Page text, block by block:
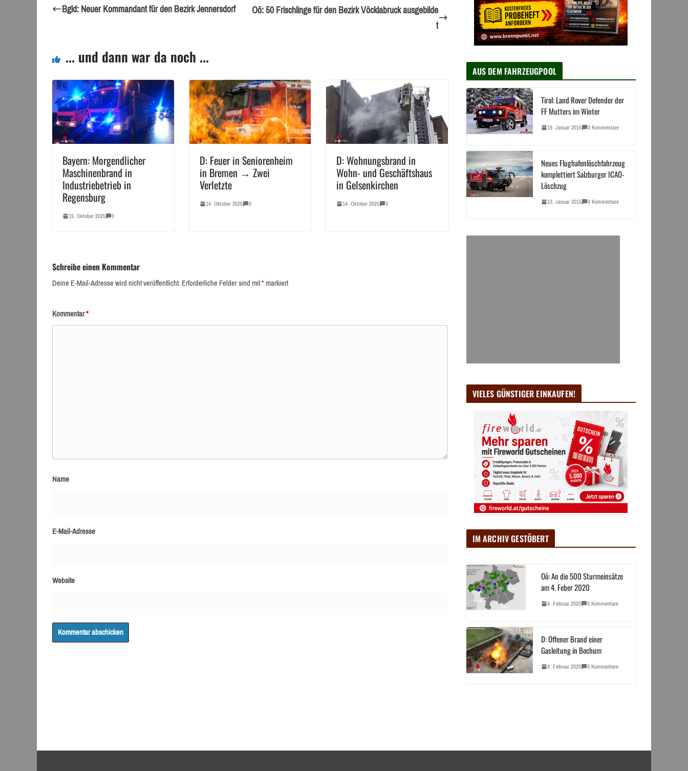
Bgld: Neuer Kommandant für den Bezirk Jennersdorf
Oö: 50 Frischlinge für den Bezirk Vöcklabruck ausgebilde
t
... und dann war da noch ...
Bayern: Morgendlicher
Maschinenbrand in
Industriebetrieb in
Regensburg
15. Oktober 2025 0
D: Feuer in Seniorenheim
in Bremen → Zwei
Verletzte
14. Oktober 2025 0
D: Wohnungsbrand in
Wohn- und Geschäftshaus
in Gelsenkirchen
14. Oktober 2025 0
Schreibe einen Kommentar
Deine E-Mail-Adresse wird nicht veröffentlicht.Erforderliche Felder sind mit*markiert
Kommentar*
Name
E-Mail-Adresse
Website
AUS DEM FAHRZEUGPOOL
Tirol: Land Rover Defender der
FF Mutters im Winter
19. Januar 2015 0 Kommentare
Neues Flughafenlöschfahrzeug
komplettiert Salzburger ICAO-
Löschzug
13. Januar 2015 0 Kommentare
VIELES GÜNSTIGER EINKAUFEN!
IM ARCHIV GESTÖBERT
Oö: An die 500 Sturmeinsätze
am 4. Feber 2020
4. Februar 2020 0 Kommentare
D: Offener Brand einer
Gasleitung in Bochum
4. Februar 2020 0 Kommentare